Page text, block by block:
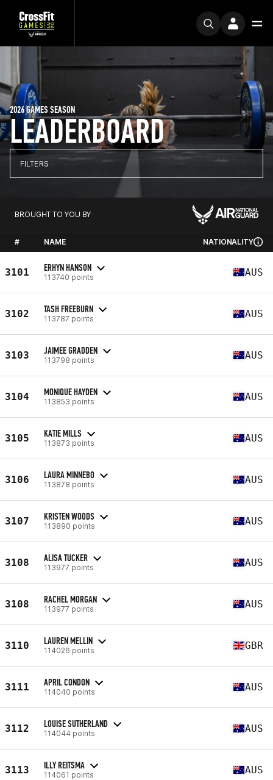
LEADERBOARD
2026 GAMES SEASON
FILTERS
BROUGHT TO YOU BY
# NAME NATIONALITY
3101 ERHYN HANSON
113740 points AUS
3102 TASH FREEBURN
113787 points AUS
3103 JAIMEE GRADDEN
113798 points AUS
3104 MONIQUE HAYDEN
113853 points AUS
3105 KATIE MILLS
113873 points AUS
3106 LAURA MINNEBO
113878 points AUS
3107 KRISTEN WOODS
113890 points AUS
3108 ALISA TUCKER
113977 points AUS
3108 RACHEL MORGAN
113977 points AUS
3110 LAUREN MELLIN
114026 points GBR
3111 APRIL CONDON
114040 points AUS
3112 LOUISE SUTHERLAND
114044 points AUS
3113 ILLY REITSMA
114061 points AUS